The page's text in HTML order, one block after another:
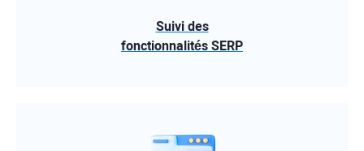
Suivi des
fonctionnalités SERP